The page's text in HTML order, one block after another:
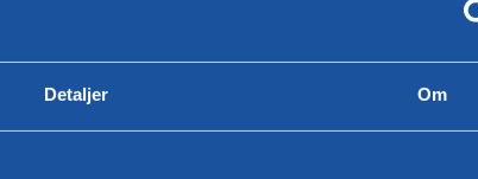
Detaljer Om
Toledo